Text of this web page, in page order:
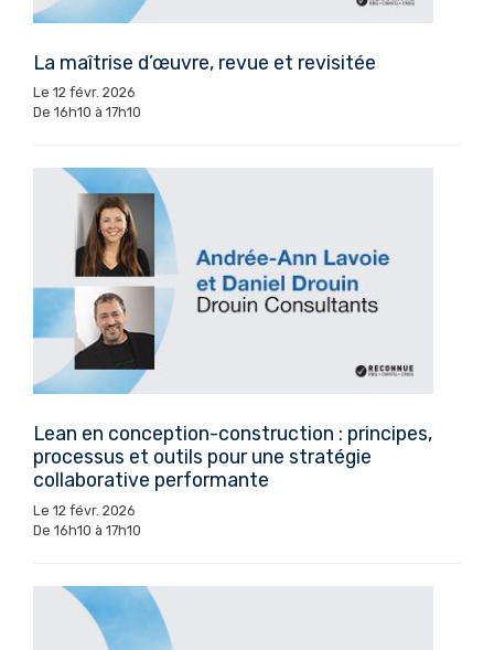
La maîtrise d’œuvre, revue et revisitée
Le 12 févr. 2026
De 16h10 à 17h10
Lean en conception-construction : principes,
processus et outils pour une stratégie
collaborative performante
Le 12 févr. 2026
De 16h10 à 17h10